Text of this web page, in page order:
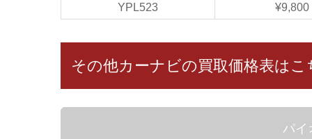
YPL523
¥9,800
その他カーナビの買取価格表はこ
パイ